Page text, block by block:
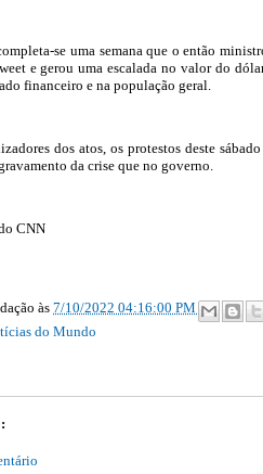
se uma semana que o então
e gerou uma escalada no valor do
financeiro e na população geral.
dos atos, os protestos deste
da crise que no governo.
CNN
às 7/10/2022 04:16:00 PM
do Mundo